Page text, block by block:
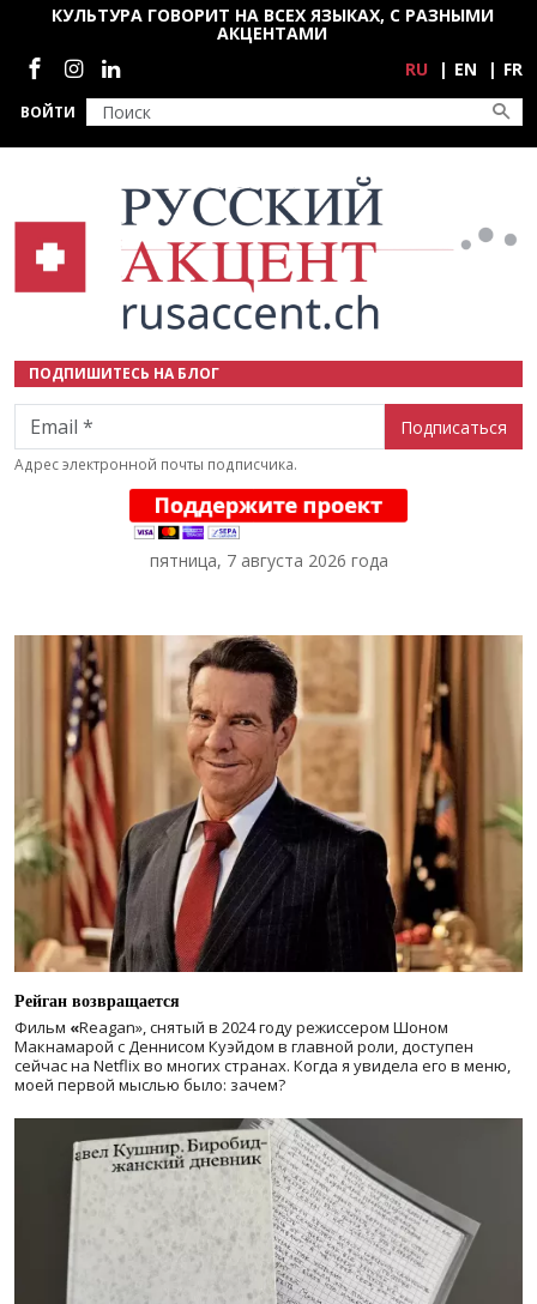
Перейти к основному содержанию
ВОЙТИ
КУЛЬТУРА ГОВОРИТ НА ВСЕХ ЯЗЫКАХ, С РАЗНЫМИ
АКЦЕНТАМИ
Социальные сети
RU EN FR
ПОДПИШИТЕСЬ НА БЛОГ
Email
Адрес электронной почты подписчика.
пятница, 7 августа 2026 года
Рейган возвращается
Фильм «Reagan», снятый в 2024 годурежиссером Шоном
Макнамарой с Деннисом Куэйдом в главной роли, доступен
сейчас на Netflix во многих странах. Когда я увидела его в меню,
моей первой мыслью было: зачем?